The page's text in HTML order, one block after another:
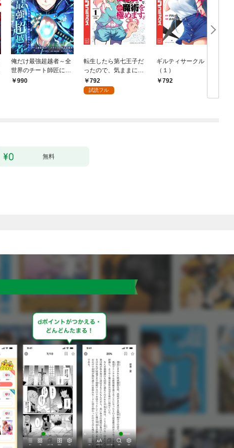
俺だけ最強超越者～全
世界のチート師匠に認
められた～【単行本】
990
転生したら第七王子だ
ったので、気ままに魔
術を極めます（１）
792
試読フル
ギルティサークル
（１）
792
無料